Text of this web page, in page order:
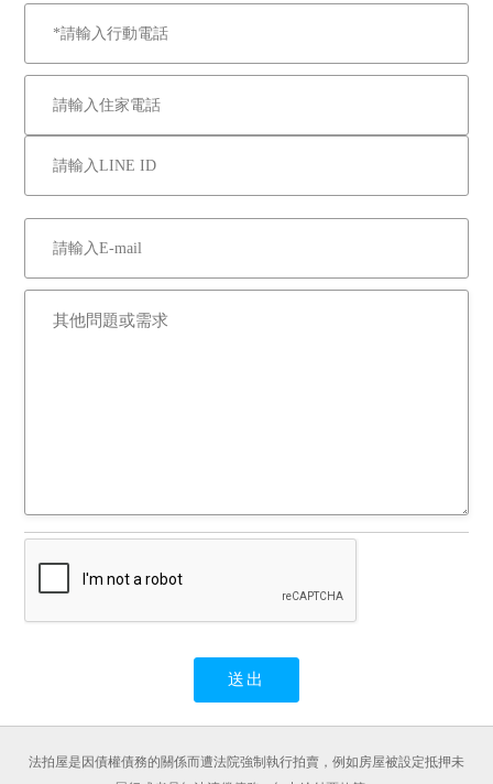
法拍屋是因債權債務的關係而遭法院強制執行拍賣，例如房屋被設定抵押未